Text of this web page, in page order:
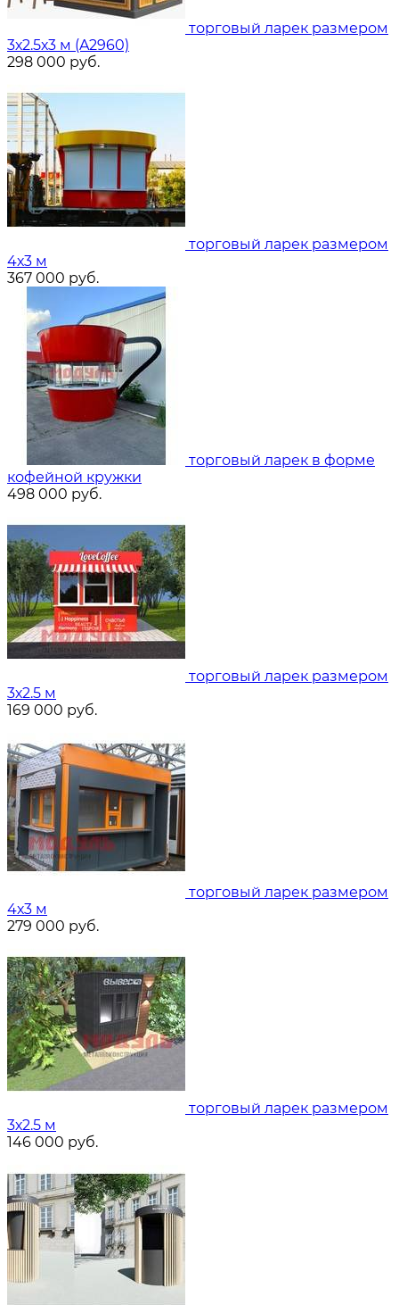
торговый ларек размером
3х2.5х3 м (A2960)
298 000 руб.
торговый ларек размером
4х3 м
367 000 руб.
торговый ларек в форме
кофейной кружки
498 000 руб.
торговый ларек размером
3х2.5 м
169 000 руб.
торговый ларек размером
4х3 м
279 000 руб.
торговый ларек размером
3х2.5 м
146 000 руб.